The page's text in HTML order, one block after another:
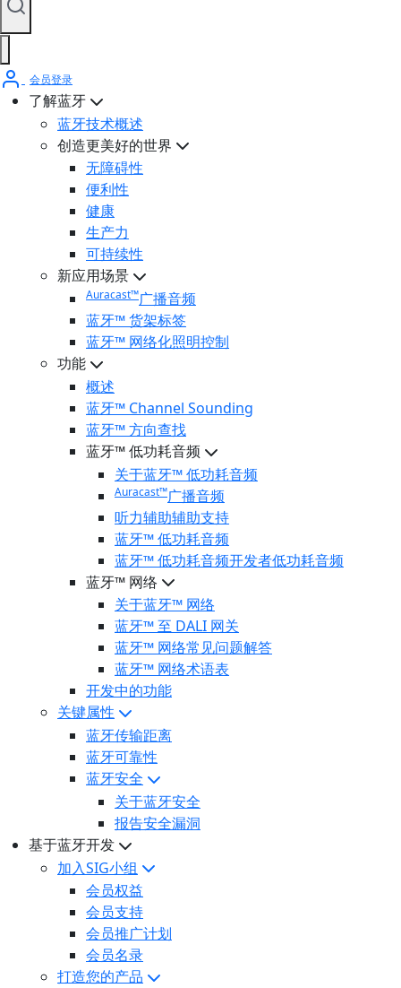
会员登录
了解蓝牙
蓝牙技术概述
创造更美好的世界
无障碍性
便利性
健康
生产力
可持续性
新应用场景
Auracast™广播音频
蓝牙™ 货架标签
蓝牙™ 网络化照明控制
功能
概述
蓝牙™ Channel Sounding
蓝牙™ 方向查找
蓝牙™ 低功耗音频
关于蓝牙™ 低功耗音频
Auracast™广播音频
听力辅助辅助支持
蓝牙™ 低功耗音频
蓝牙™ 低功耗音频开发者低功耗音频
蓝牙™ 网络
关于蓝牙™ 网络
蓝牙™ 至 DALI 网关
蓝牙™ 网络常见问题解答
蓝牙™ 网络术语表
开发中的功能
关键属性
蓝牙传输距离
蓝牙可靠性
蓝牙安全
关于蓝牙安全
报告安全漏洞
基于蓝牙开发
加入SIG小组
会员权益
会员支持
会员推广计划
会员名录
打造您的产品